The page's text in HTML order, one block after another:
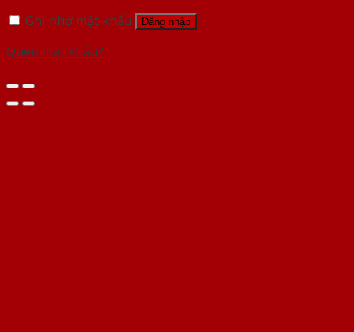
Ghi nhớ mật khẩu
Đăng nhập
Quên mật khẩu?